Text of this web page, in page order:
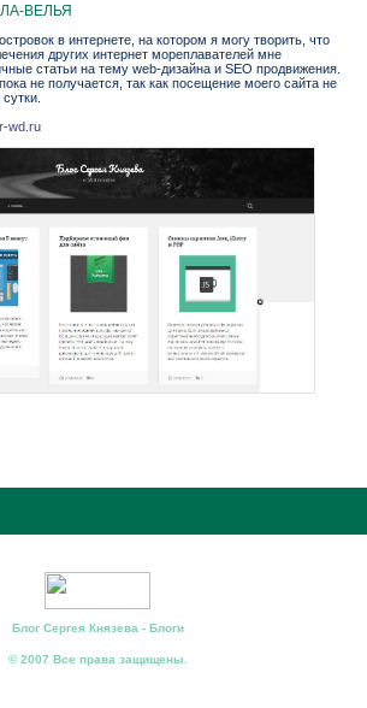
ВЕЛЬЯ
в интернете, на котором я могу творить, что
других интернет мореплавателей мне
статьи на тему web-дизайна и SEO продвижения.
не получается, так как посещение моего сайта не
wd.ru
Блог Сергея Князева - Блоги
© 2007 Все права защищены.